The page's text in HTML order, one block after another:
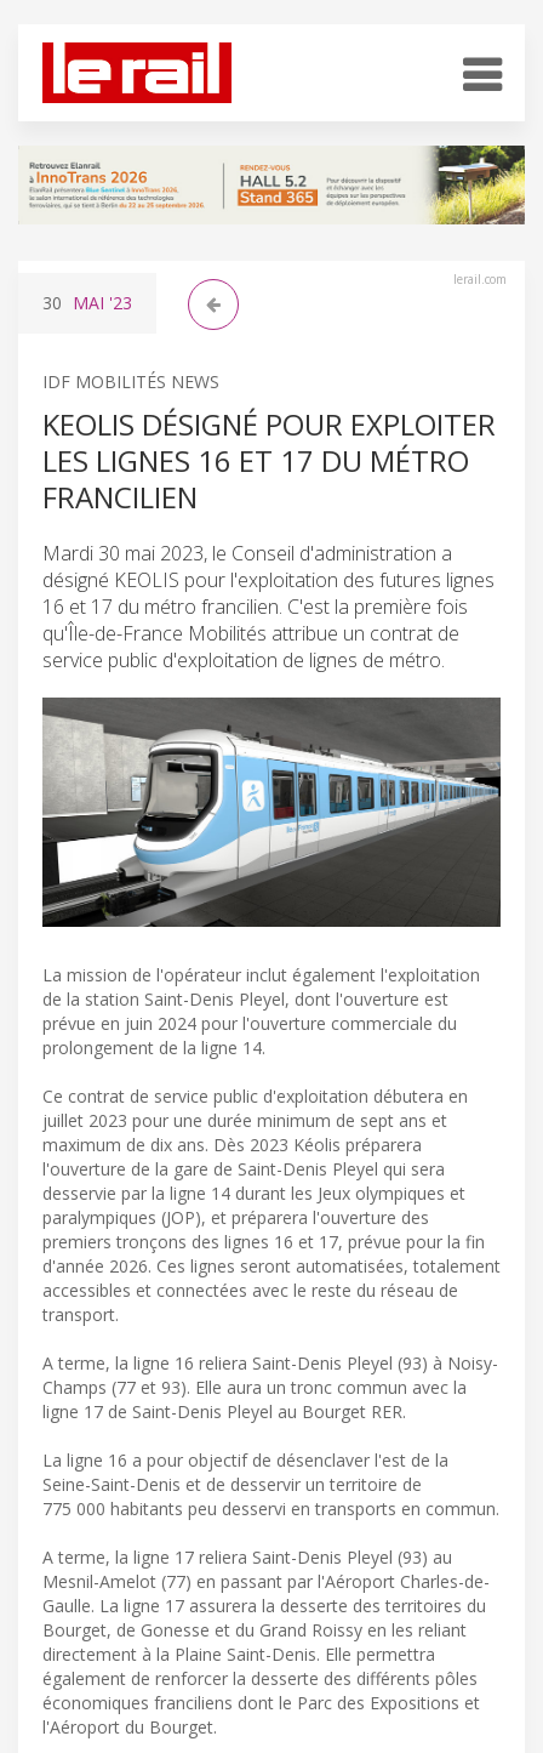
lerail.com
30 MAI '23
IDF MOBILITÉS NEWS
KEOLIS DÉSIGNÉ POUR EXPLOITER
LES LIGNES 16 ET 17 DU MÉTRO
FRANCILIEN
Mardi 30 mai 2023, le Conseil d'administration a
désigné KEOLIS pour l'exploitation des futures lignes
16 et 17 du métro francilien. C'est la première fois
qu'Île-de-France Mobilités attribue un contrat de
service public d'exploitation de lignes de métro.
La mission de l'opérateur inclut également l'exploitation
de la station Saint-Denis Pleyel, dont l'ouverture est
prévue en juin 2024 pour l'ouverture commerciale du
prolongement de la ligne 14.
Ce contrat de service public d'exploitation débutera en
juillet 2023 pour une durée minimum de sept ans et
maximum de dix ans. Dès 2023 Kéolis préparera
l'ouverture de la gare de Saint-Denis Pleyel qui sera
desservie par la ligne 14 durant les Jeux olympiques et
paralympiques (JOP), et préparera l'ouverture des
premiers tronçons des lignes 16 et 17, prévue pour la fin
d'année 2026. Ces lignes seront automatisées, totalement
accessibles et connectées avec le reste du réseau de
transport.
A terme, la ligne 16 reliera Saint-Denis Pleyel (93) à Noisy-
Champs (77 et 93). Elle aura un tronc commun avec la
ligne 17 de Saint-Denis Pleyel au Bourget RER.
La ligne 16 a pour objectif de désenclaver l'est de la
Seine-Saint-Denis et de desservir un territoire de
775 000 habitants peu desservi en transports en commun.
A terme, la ligne 17 reliera Saint-Denis Pleyel (93) au
Mesnil-Amelot (77) en passant par l'Aéroport Charles-de-
Gaulle. La ligne 17 assurera la desserte des territoires du
Bourget, de Gonesse et du Grand Roissy en les reliant
directement à la Plaine Saint-Denis. Elle permettra
également de renforcer la desserte des différents pôles
économiques franciliens dont le Parc des Expositions et
l'Aéroport du Bourget.